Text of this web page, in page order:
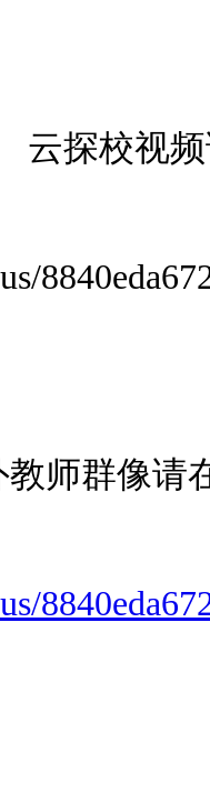
视频请
教师群像请